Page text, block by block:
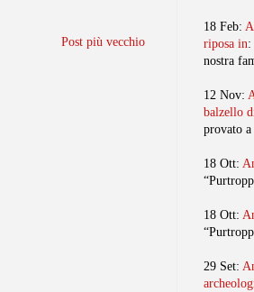
Post più vecchio
18 Feb:
riposa in:
nostra
12 Nov:
balzello
provato
18 Ott:
18 Ott:
29 Set: